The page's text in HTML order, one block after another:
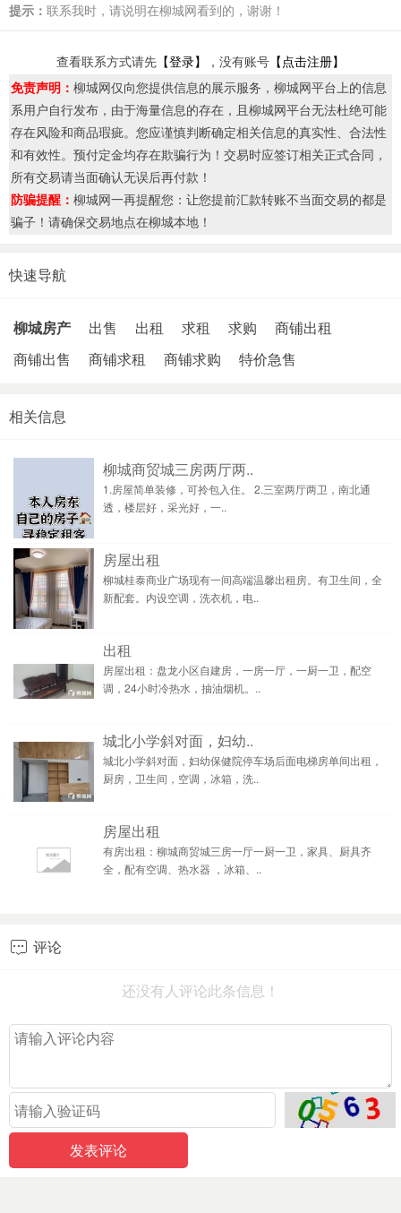
提示： 联系我时，请说明在柳城网看到的，谢谢！
查看联系方式请先 【登录】 ，没有账号 【点击注册】
免责声明： 柳城网仅向您提供信息的展示服务，柳城网平台上的信息
系用户自行发布，由于海量信息的存在，且柳城网平台无法杜绝可能
存在风险和商品瑕疵。您应谨慎判断确定相关信息的真实性、合法性
和有效性。预付定金均存在欺骗行为！交易时应签订相关正式合同，
所有交易请当面确认无误后再付款！
防骗提醒： 柳城网一再提醒您：让您提前汇款转账不当面交易的都是
骗子！请确保交易地点在柳城本地！
快速导航
柳城房产 出售 出租 求租 求购
商铺出租
商铺出售
商铺求租 商铺求购 特价急售
相关信息
柳城商贸城三房两厅两..
1.房屋简单装修，可拎包入住。 2.三室两厅两卫，南北通
透，楼层好，采光好，一..
房屋出租
柳城桂泰商业广场现有一间高端温馨出租房。有卫生间，全
新配套。内设空调，洗衣机，电..
出租
房屋出租：盘龙小区自建房，一房一厅，一厨一卫，配空
调，24小时冷热水，抽油烟机。..
城北小学斜对面，妇幼..
城北小学斜对面，妇幼保健院停车场后面电梯房单间出租，
厨房，卫生间，空调，冰箱，洗..
房屋出租
有房出租：柳城商贸城三房一厅一厨一卫，家具、厨具齐
全，配有空调、热水器 ，冰箱、..
 评论
还没有人评论此条信息！